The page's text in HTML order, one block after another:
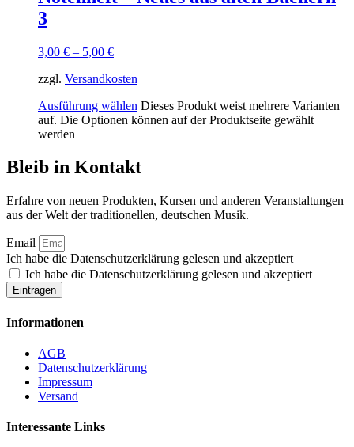
3
3,00 € – 5,00 €
zzgl. Versandkosten
Ausführung wählen Dieses Produkt weist mehrere Varianten
auf. Die Optionen können auf der Produktseite gewählt
werden
Bleib in Kontakt
Erfahre von neuen Produkten, Kursen und anderen Veranstaltungen
aus der Welt der traditionellen, deutschen Musik.
Email
Ich habe die Datenschutzerklärung gelesen und akzeptiert
Ich habe die Datenschutzerklärung gelesen und akzeptiert
Eintragen
Informationen
AGB
Datenschutzerklärung
Impressum
Versand
Interessante Links